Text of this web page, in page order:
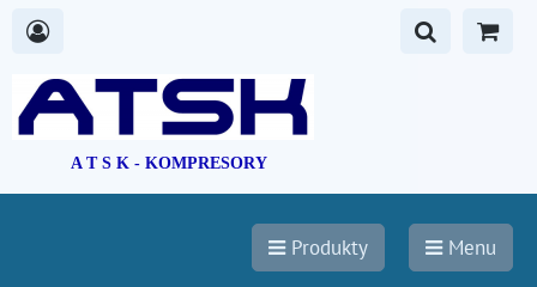
A T S K - KOMPRESORY
Produkty Menu